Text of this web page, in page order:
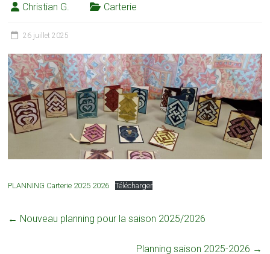
Christian G. Carterie
26 juillet 2025
PLANNING Carterie 2025 2026 Télécharger
← Nouveau planning pour la saison 2025/2026
Planning saison 2025-2026 →